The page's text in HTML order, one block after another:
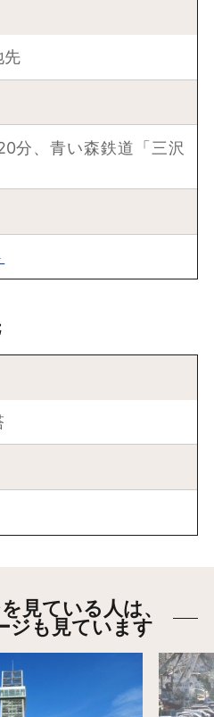
先
分、青い森鉄道「三沢
見ている人は、
ジも見ています
詳細は